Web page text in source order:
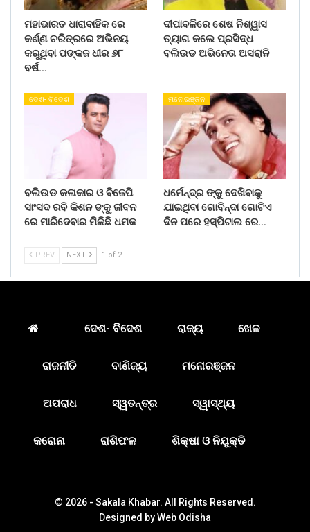
ମହାଭାରତ ଧାରାବାହିକ ରେ
କର୍ଣ୍ଣ ଚରିତ୍ରରେ ଅଭିନୟ
କରୁଥିବା ପଙ୍କଜ ଧୀର ୬୮
ବର୍ଷ…
ଦୀପାବଳିରେ ଶେଷ ନିଶ୍ୱାସ
ତ୍ୟାଗ କଲେ ପ୍ରସିଦ୍ଧ
ବଲିଉଡ ଅଭିନେତା ଅସରାନି
ଦେଶ- ବିଦେଶ
ବଲିଉଡ କଳାକାର ଓ ବିଜେପି
ସାଂସଦ ରବି କିଶନ ଙ୍କୁ ଜୀବନ
ରେ ମାରିଦେବାର ମିଳିଛି ଧମକ
ମନୋରଞ୍ଜନ
ଧର୍ମେନ୍ଦ୍ର ଙ୍କୁ ଦେଖିବାକୁ
ଯାଇଥିବା ଗୋବିନ୍ଦା ଗୋଟିଏ
ଦିନ ପରେ ହସ୍ପିଟାଲ ରେ…
PREV NEXT 1 of 2
ଦେଶ- ବିଦେଶ ରାଜ୍ୟ ଖେଳ
ରାଜନୀତି ବାଣିଜ୍ୟ ମନୋରଞ୍ଜନ
ଅପରାଧ ସ୍ୱତନ୍ତ୍ର ସ୍ୱାସ୍ଥ୍ୟ
କରୋନା ରାଶିଫଳ ଶିକ୍ଷା ଓ ନିଯୁକ୍ତି
© 2026 - Sakala Khabar. All Rights Reserved.
Designed byWeb Odisha